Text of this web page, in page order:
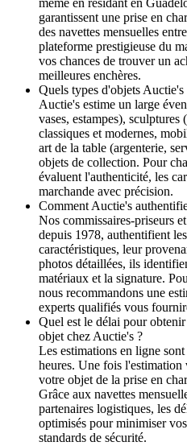
même en résidant en
garantissent une prise en
des navettes mensuelles
plateforme prestigieuse du
vos chances de trouver un
meilleures enchères.
Quels types d'objets
Auctie's estime un large
vases, estampes),
classiques et modernes,
art de la table (argenterie,
objets de collection. Pour
évaluent l'authenticité, les
marchande avec précision.
Comment Auctie's
Nos commissaires-priseurs
depuis 1978, authentifient
caractéristiques, leur
photos détaillées, ils
matériaux et la signature.
nous recommandons une
experts qualifiés vous
Quel est le délai pour
objet chez Auctie's ?
Les estimations en ligne
heures. Une fois
votre objet de la prise en
Grâce aux navettes
partenaires logistiques, les
optimisés pour minimiser
standards de sécurité.